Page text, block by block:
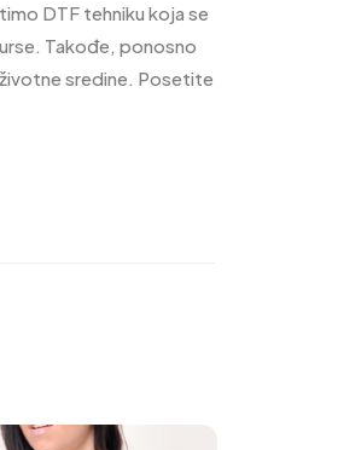
DTF tehniku koja se
Takođe, ponosno
sredine. Posetite